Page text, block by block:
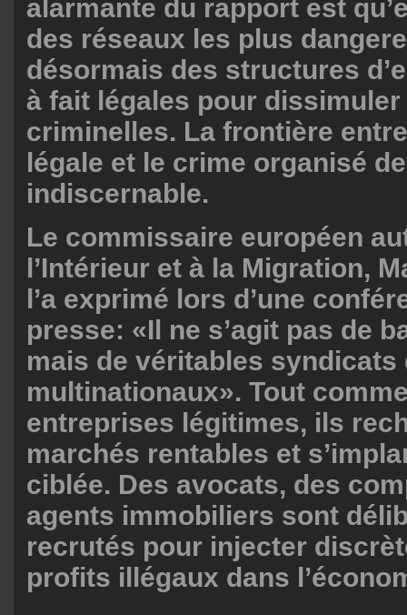
alarmante du rapport est
des réseaux les plus
désormais des structures
à fait légales pour
criminelles. La frontière
légale et le crime organisé
indiscernable.
Le commissaire européen
l’Intérieur et à la Migration,
l’a exprimé lors d’une
presse: «Il ne s’agit pas de
mais de véritables syndicats
multinationaux». Tout
entreprises légitimes, ils
marchés rentables et
ciblée. Des avocats, des
agents immobiliers sont
recrutés pour injecter
profits illégaux dans